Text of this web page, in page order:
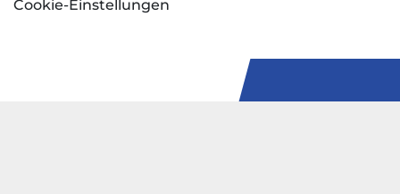
Cookie-Einstellungen